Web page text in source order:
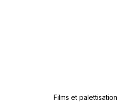
Films et palettisation